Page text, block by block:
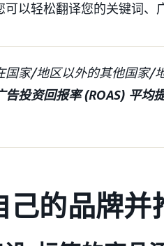
以轻松翻译您的关键词、
国家/地区以外的其他国家/
告投资回报率 (ROAS) 平均
己的品牌并